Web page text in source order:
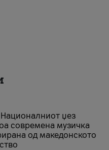
џез
современа музичка
од македонското